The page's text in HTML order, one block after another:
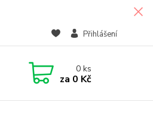
Přihlášení
0ks
za 0 Kč